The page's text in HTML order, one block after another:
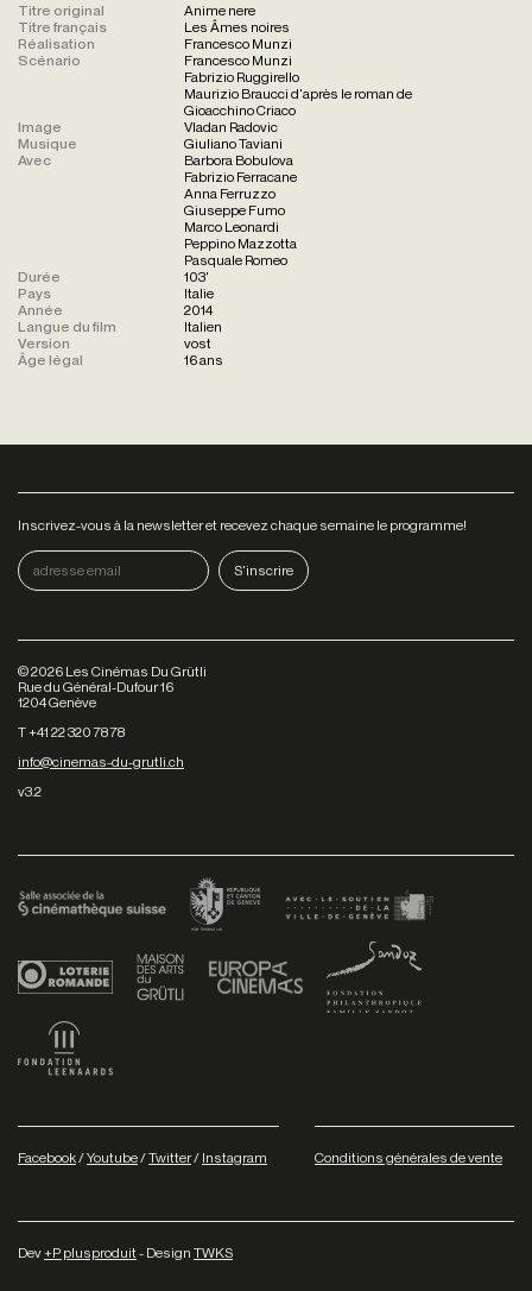
Titre original
Anime nere
Titre français
Les Âmes noires
Réalisation
Francesco Munzi
Scénario
Francesco Munzi
Fabrizio Ruggirello
Maurizio Braucci d'après le roman de
Gioacchino Criaco
Image
Vladan Radovic
Musique
Giuliano Taviani
Avec
Barbora Bobulova
Fabrizio Ferracane
Anna Ferruzzo
Giuseppe Fumo
Marco Leonardi
Peppino Mazzotta
Pasquale Romeo
Durée
103'
Pays
Italie
Année
2014
Langue du film
Italien
Version
vost
Âge légal
16 ans
Inscrivez-vous à la newsletter et recevez chaque semaine le programme!
©2026 Les Cinémas Du Grütli
Rue du Général-Dufour 16
1204 Genève
T +41 22 320 78 78
info@cinemas-du-grutli.ch
v3.2
Facebook/Youtube/Twitter/ Instagram Conditions générales de vente
Dev+P plusproduit- Design TWKS